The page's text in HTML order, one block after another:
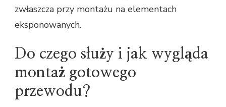
zwłaszcza przy montażu na elementach
eksponowanych.
Do czego służy i jak wygląda
montaż gotowego
przewodu?